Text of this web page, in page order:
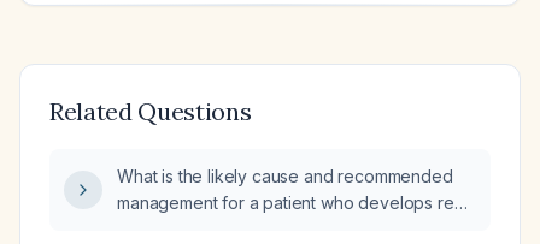
Related Questions
What is the likely cause and recommended
management for a patient who develops red,